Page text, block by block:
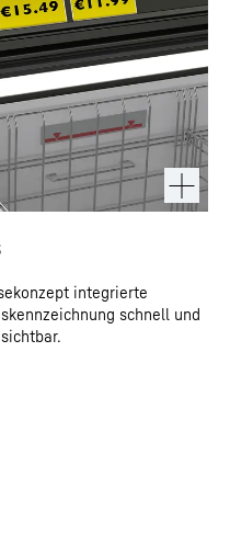
integrierte
schnell und